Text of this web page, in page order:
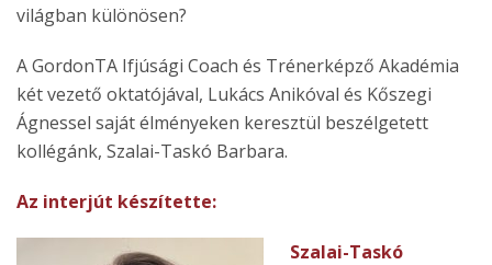
világban különösen?
A GordonTA Ifjúsági Coach és Trénerképző Akadémia
két vezető oktatójával, Lukács Anikóval és Kőszegi
Ágnessel saját élményeken keresztül beszélgetett
kollégánk, Szalai-Taskó Barbara.
Az interjút készítette:
Szalai-Taskó